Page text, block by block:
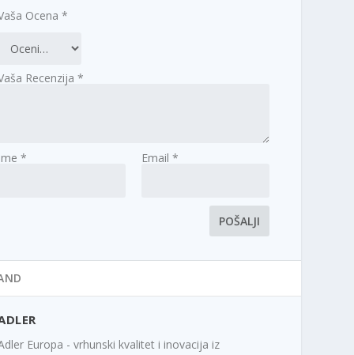
Ocena*
Recenzija*
* Email*
Europa - vrhunski kvalitet i inovacija iz